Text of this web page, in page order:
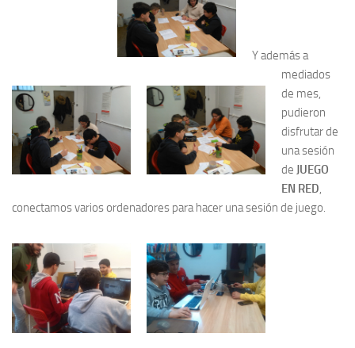
Y además a
mediados
de mes,
pudieron
disfrutar de
una sesión
de JUEGO
EN RED,
conectamos varios ordenadores para hacer una sesión de juego.